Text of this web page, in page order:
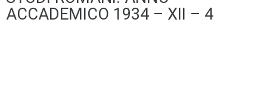
ACCADEMICO 1934 – XII – 4